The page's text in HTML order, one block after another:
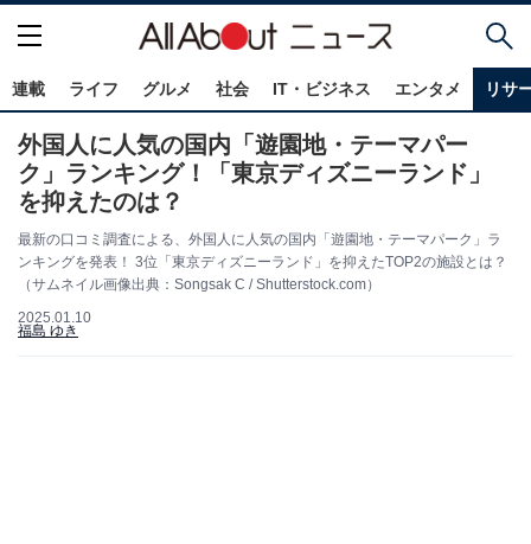
連載 ライフ グルメ 社会 IT・ビジネス エンタメ リサ
外国人に人気の国内「遊園地・テーマパー
ク」ランキング！「東京ディズニーランド」
を抑えたのは？
最新の口コミ調査による、外国人に人気の国内「遊園地・テーマパーク」ラ
ンキングを発表！ 3位「東京ディズニーランド」を抑えたTOP2の施設とは？
（サムネイル画像出典：Songsak C / Shutterstock.com）
2025.01.10
福島 ゆき